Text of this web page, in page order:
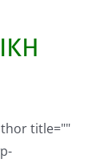
title=""